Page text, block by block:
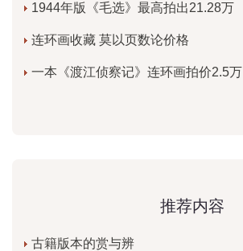
1944年版《毛选》最高拍出21.28万
连环画收藏 莫以页数论价格
一本《渡江侦察记》连环画拍价2.5万
推荐内容
古籍版本的赏与辨